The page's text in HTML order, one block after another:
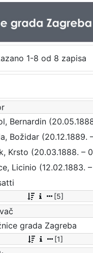
1-8 od 8 zapisa
[5]
grada Zagreba
[1]